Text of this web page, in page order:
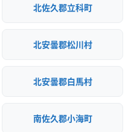
北佐久郡立科町
北安曇郡松川村
北安曇郡白馬村
南佐久郡小海町